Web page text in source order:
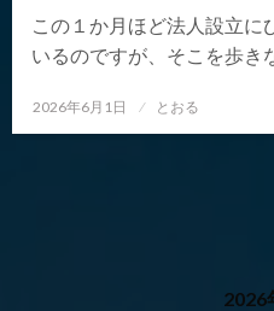
この１か月ほど法人設立に
いるのですが、そこを歩き
投
日:
2026年6月1日 とおる
2026